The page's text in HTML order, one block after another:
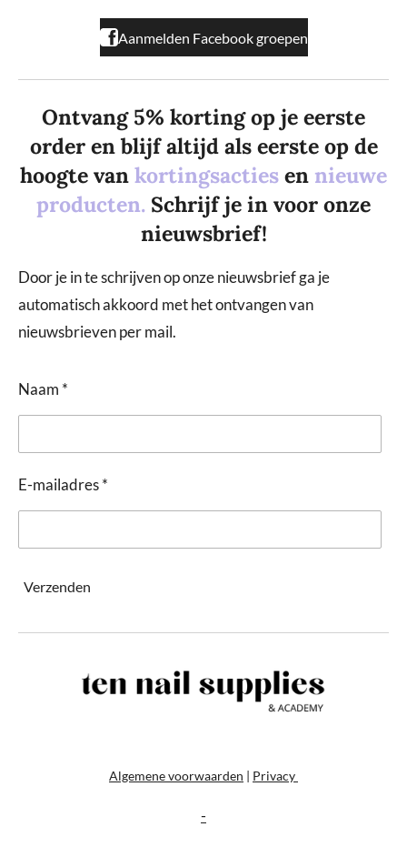
Aanmelden Facebook groepen
Ontvang 5% korting op je eerste
order en blijf altijd als eerste op de
hoogte van kortingsacties en nieuwe
producten. Schrijf je in voor onze
nieuwsbrief!
Door je in te schrijven op onze nieuwsbrief ga je
automatisch akkoord met het ontvangen van
nieuwsbrieven per mail.
Naam *
E-mailadres *
Verzenden
Algemene voorwaarden | Privacy
-